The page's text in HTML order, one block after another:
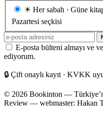
Gönderim
☀ Her sabah · Güne
Pazartesi seçkisi
E-
posta
adresiniz
E-posta bülteni almayı ve
ediyorum.
🔒 Çift onaylı kayıt · KVKK
© 2026 Bookinton —
Review — webmaster: Hakan